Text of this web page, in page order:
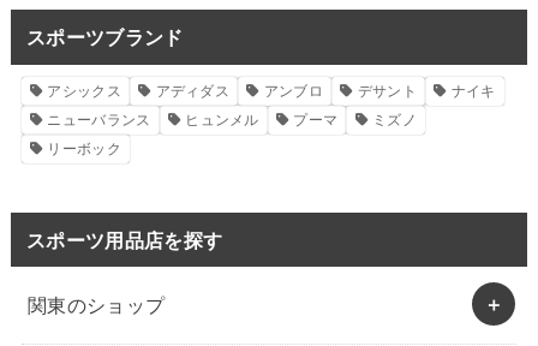
スポーツブランド
アシックス アディダス アンブロ デサント
ナイキ
ニューバランス
ヒュンメル プーマ
ミズノ
リーボック
スポーツ用品店を探す
関東のショップ